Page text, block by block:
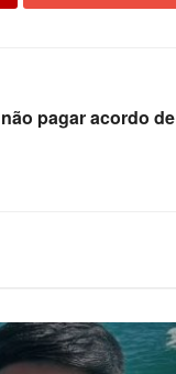
pagar acordo de